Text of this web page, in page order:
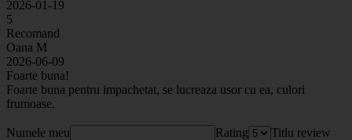
2026-01-19
5
Recomand
Oana M
2026-06-09
Foarte buna!
Foarte buna pentru impachetat, se lucreaza usor cu ea, culori
frumoase.
Numele meu Rating Titlu review